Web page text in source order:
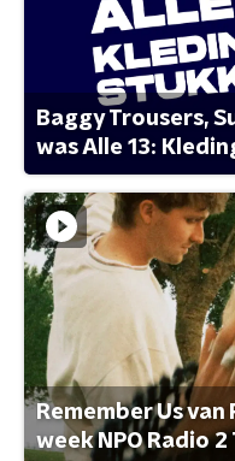
Baggy Trousers,
was Alle 13:
Remember Us
week NPO Radio 2